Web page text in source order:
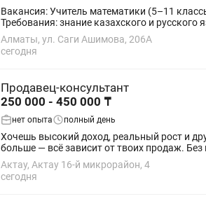
Вакансия: Учитель математики (5–11 классы) В связи с расширением в учебный центр Meruyert Asyl Mektebi требуется учитель
Алматы, ул. Саги Ашимова, 206А
сегодня
Продавец-консультант
250 000 - 450 000 ₸
нет опыта полный день
Хочешь высокий доход, реальный рост и
больше — всё зависит от твоих продаж.
Актау, Актау 16-й микрорайон, 4
сегодня